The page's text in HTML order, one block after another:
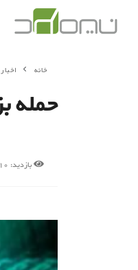
خانه اخبار
حمله بزرگ
بازدید: